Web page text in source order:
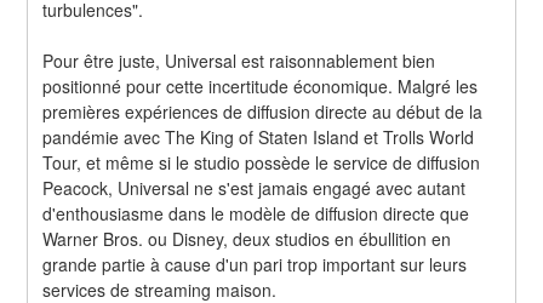
turbulences".
Pour être juste, Universal est raisonnablement bien
positionné pour cette incertitude économique. Malgré les
premières expériences de diffusion directe au début de la
pandémie avec The King of Staten Island et Trolls World
Tour, et même si le studio possède le service de diffusion
Peacock, Universal ne s'est jamais engagé avec autant
d'enthousiasme dans le modèle de diffusion directe que
Warner Bros. ou Disney, deux studios en ébullition en
grande partie à cause d'un pari trop important sur leurs
services de streaming maison.